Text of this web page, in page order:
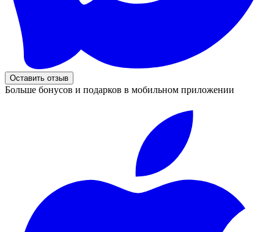
Оставить отзыв
Больше бонусов и подарков в мобильном приложении